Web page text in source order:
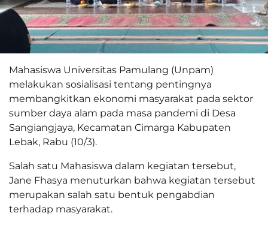
Mahasiswa Universitas Pamulang (Unpam)
melakukan sosialisasi tentang pentingnya
membangkitkan ekonomi masyarakat pada sektor
sumber daya alam pada masa pandemi di Desa
Sangiangjaya, Kecamatan Cimarga Kabupaten
Lebak, Rabu (10/3).
Salah satu Mahasiswa dalam kegiatan tersebut,
Jane Fhasya menuturkan bahwa kegiatan tersebut
merupakan salah satu bentuk pengabdian
terhadap masyarakat.